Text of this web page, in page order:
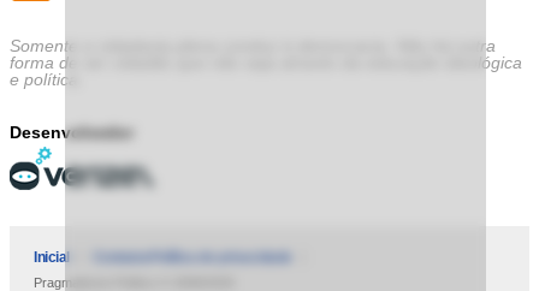
Somente a cidadania plena conduz à democracia. Não há outra
forma de ser cidadão que não seja através da educação ideológica
e política.
Desenvolvedor
Inicial
Pragmatismo Político © 2009/2025